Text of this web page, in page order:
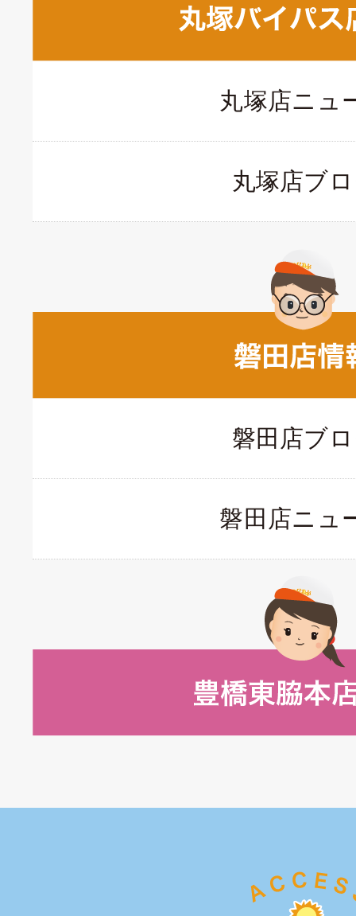
丸塚店ニュ
丸塚店ブ
磐田店ブ
磐田店ニュ